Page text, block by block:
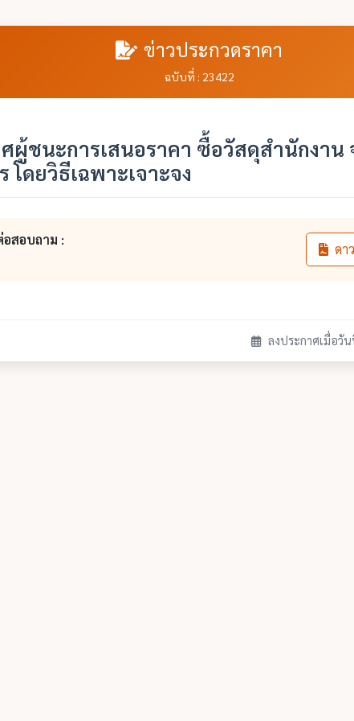
ข่าวประกวดราคา
ฉบับที่ : 23422
ผู้ชนะการเสนอราคา ซื้อวัสดุสำนักงาน
โดยวิธีเฉพาะเจาะจง
อสอบถาม :
ดา
ลงประกาศเมื่อวั